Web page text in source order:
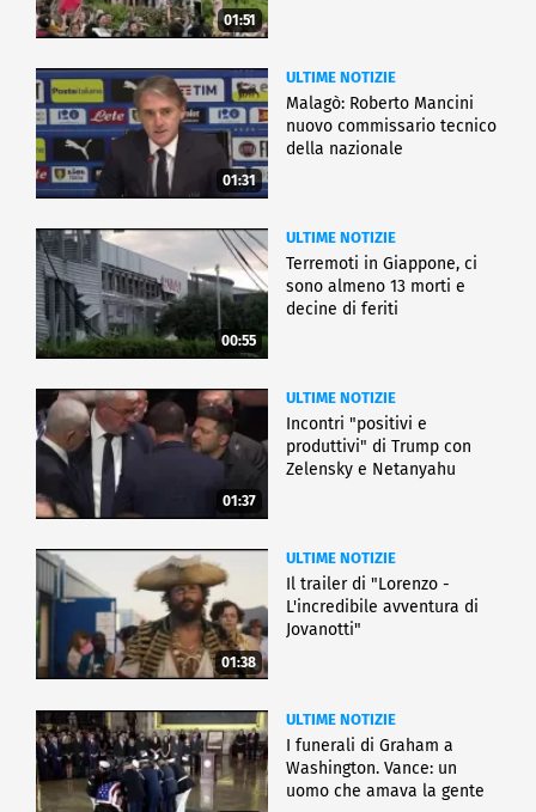
01:51
01:31
ULTIME NOTIZIE
Malagò: Roberto Mancini
nuovo commissario tecnico
della nazionale
00:55
ULTIME NOTIZIE
Terremoti in Giappone, ci
sono almeno 13 morti e
decine di feriti
01:37
ULTIME NOTIZIE
Incontri "positivi e
produttivi" di Trump con
Zelensky e Netanyahu
01:38
ULTIME NOTIZIE
Il trailer di "Lorenzo -
L'incredibile avventura di
Jovanotti"
ULTIME NOTIZIE
I funerali di Graham a
Washington. Vance: un
uomo che amava la gente